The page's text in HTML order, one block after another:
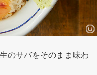
のサバをそのまま味わ